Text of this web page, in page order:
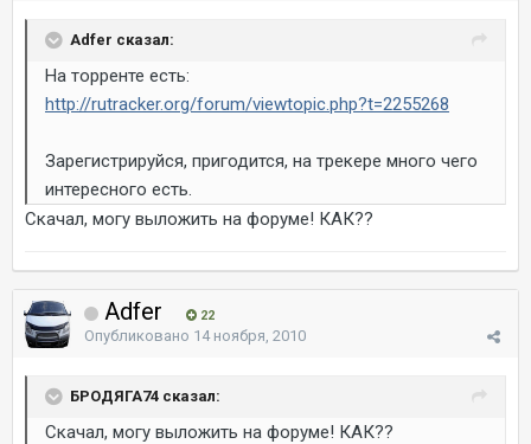
Adfer сказал:
На торренте есть:
http://rutracker.org/forum/viewtopic.php?t=2255268
Зарегистрируйся, пригодится, на трекере много чего
интересного есть.
Скачал, могу выложить на форуме! КАК??
Adfer 22
Опубликовано 14 ноября, 2010
БРОДЯГА74 сказал:
Скачал, могу выложить на форуме! КАК??